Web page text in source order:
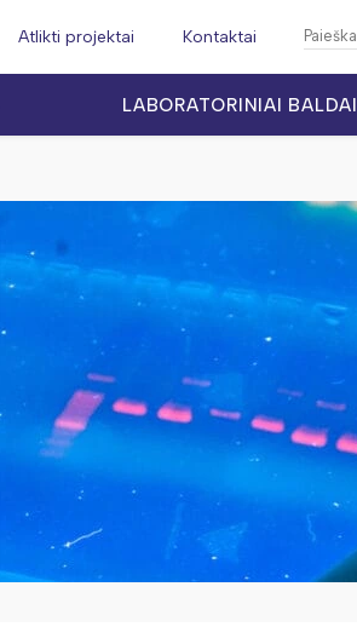
Atlikti projektai Kontaktai
LABORATORINIAI BALDAI